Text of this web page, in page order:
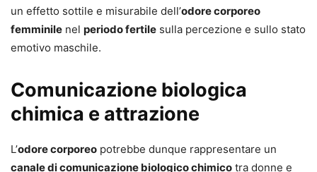
un effetto sottile e misurabile dell’odore corporeo
femminile nel periodo fertile sulla percezione e sullo stato
emotivo maschile.
Comunicazione biologica
chimica e attrazione
L’odore corporeo potrebbe dunque rappresentare un
canale di comunicazione biologico chimico tra donne e